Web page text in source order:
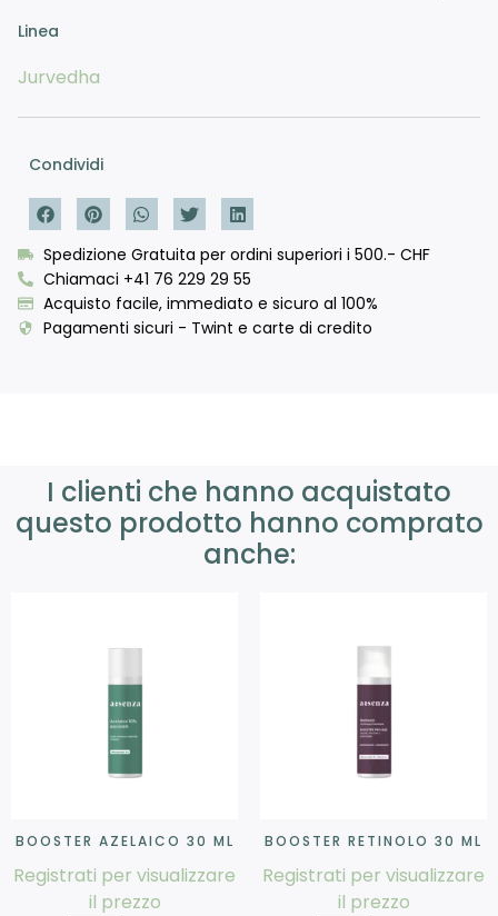
Linea
Jurvedha
Condividi
Spedizione Gratuita per ordini superiori i 500.- CHF
Chiamaci +41 76 229 29 55
Acquisto facile, immediato e sicuro al 100%
Pagamenti sicuri - Twint e carte di credito
I clienti che hanno acquistato
questo prodotto hanno comprato
anche:
BOOSTER AZELAICO 30 ML
Registrati per visualizzare
il prezzo
BOOSTER RETINOLO 30 ML
Registrati per visualizzare
il prezzo